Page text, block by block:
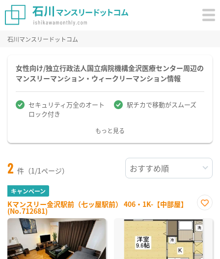
石川マンスリードットコム
女性向け/独立行政法人国立病院機構金沢医療センター周辺の
マンスリーマンション・ウィークリーマンション情報
セキュリティ万全のオート
ロック付き
駅チカで移動がスムーズ
もっと見る
2 件（1/1ページ）
キャンペーン
Kマンスリー金沢駅前（七ッ屋駅前） 406・1K-【中部屋】
(No.712681)
に入
り登
録